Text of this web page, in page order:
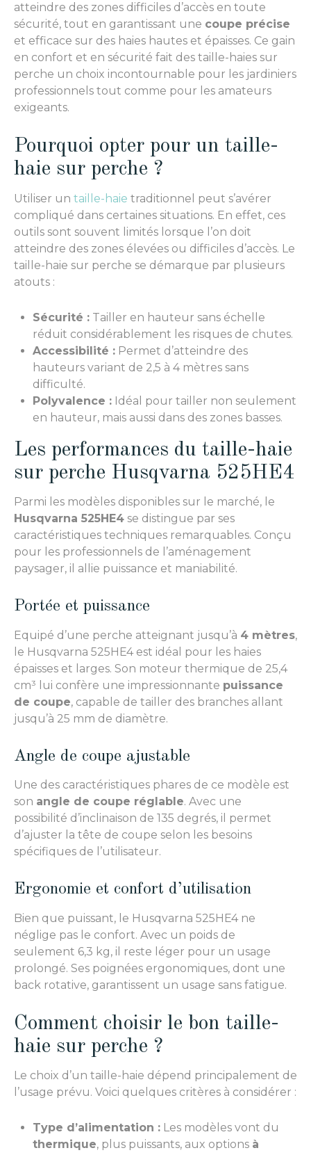
atteindre des zones difficiles d’accès en toute
sécurité, tout en garantissant une coupe précise
et efficace sur des haies hautes et épaisses. Ce gain
en confort et en sécurité fait des taille-haies sur
perche un choix incontournable pour les jardiniers
professionnels tout comme pour les amateurs
exigeants.
Pourquoi opter pour un taille-
haie sur perche ?
Utiliser un taille-haie traditionnel peut s’avérer
compliqué dans certaines situations. En effet, ces
outils sont souvent limités lorsque l’on doit
atteindre des zones élevées ou difficiles d’accès. Le
taille-haie sur perche se démarque par plusieurs
atouts :
Sécurité : Tailler en hauteur sans échelle
réduit considérablement les risques de chutes.
Accessibilité : Permet d’atteindre des
hauteurs variant de 2,5 à 4 mètres sans
difficulté.
Polyvalence : Idéal pour tailler non seulement
en hauteur, mais aussi dans des zones basses.
Les performances du taille-haie
sur perche Husqvarna 525HE4
Parmi les modèles disponibles sur le marché, le
Husqvarna 525HE4 se distingue par ses
caractéristiques techniques remarquables. Conçu
pour les professionnels de l’aménagement
paysager, il allie puissance et maniabilité.
Portée et puissance
Equipé d’une perche atteignant jusqu’à 4 mètres,
le Husqvarna 525HE4 est idéal pour les haies
épaisses et larges. Son moteur thermique de 25,4
cm³ lui confère une impressionnante puissance
de coupe, capable de tailler des branches allant
jusqu’à 25 mm de diamètre.
Angle de coupe ajustable
Une des caractéristiques phares de ce modèle est
son angle de coupe réglable. Avec une
possibilité d’inclinaison de 135 degrés, il permet
d’ajuster la tête de coupe selon les besoins
spécifiques de l’utilisateur.
Ergonomie et confort d’utilisation
Bien que puissant, le Husqvarna 525HE4 ne
néglige pas le confort. Avec un poids de
seulement 6,3 kg, il reste léger pour un usage
prolongé. Ses poignées ergonomiques, dont une
back rotative, garantissent un usage sans fatigue.
Comment choisir le bon taille-
haie sur perche ?
Le choix d’un taille-haie dépend principalement de
l’usage prévu. Voici quelques critères à considérer :
Type d’alimentation : Les modèles vont du
thermique, plus puissants, aux options à